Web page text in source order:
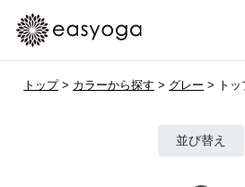
トップ> カラーから探す > グレー > トッ
並び替え